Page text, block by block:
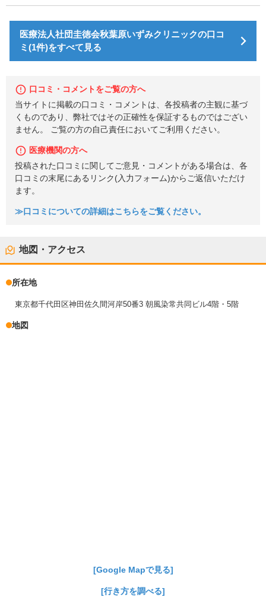
医療法人社団圭徳会秋葉原いずみクリニックの口コ
ミ(1件)をすべて見る
口コミ・コメントをご覧の方へ
当サイトに掲載の口コミ・コメントは、各投稿者の主観に基づ
くものであり、弊社ではその正確性を保証するものではござい
ません。 ご覧の方の自己責任においてご利用ください。
医療機関の方へ
投稿された口コミに関してご意見・コメントがある場合は、各
口コミの末尾にあるリンク(入力フォーム)からご返信いただけ
ます。
≫口コミについての詳細はこちらをご覧ください。
地図・アクセス
所在地
東京都千代田区神田佐久間河岸50番3 朝風染常共同ビル4階・5階
地図
[Google Mapで見る]
[行き方を調べる]